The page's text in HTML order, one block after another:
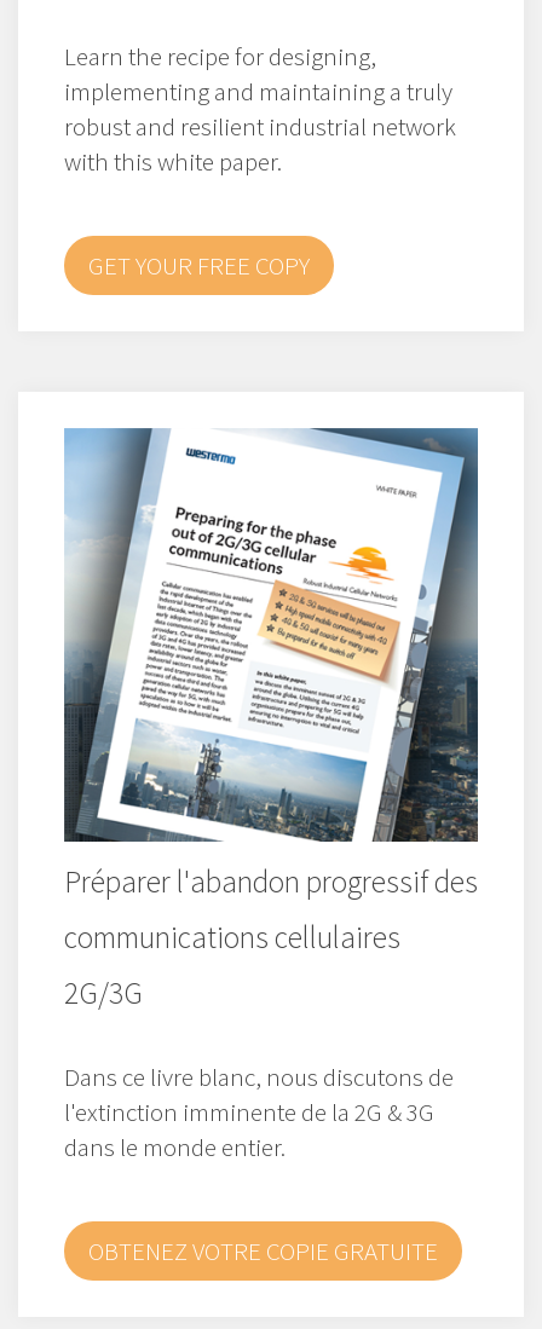
Learn the recipe for designing,
implementing and maintaining a truly
robust and resilient industrial network
with this white paper.
GET YOUR FREE COPY
Préparer l'abandon progressif des
communications cellulaires
2G/3G
Dans ce livre blanc, nous discutons de
l'extinction imminente de la 2G & 3G
dans le monde entier.
OBTENEZ VOTRE COPIE GRATUITE